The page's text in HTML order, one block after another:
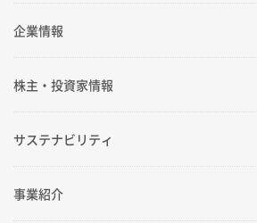
SEKISUI’s Innovation
企業情報
企業情報
ご挨拶
株主・投資家情報
株主・投資家情報
経営情報
サステナビリティ
サステナビリティ
事業紹介